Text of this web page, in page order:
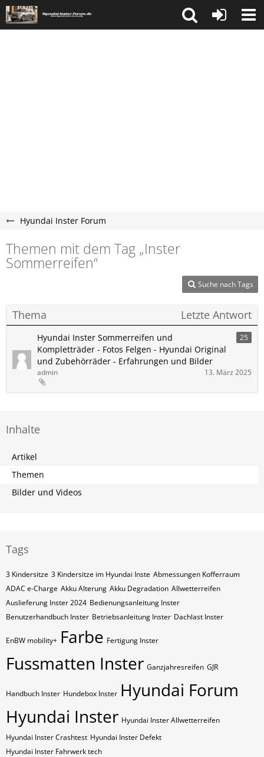
Hyundai Inster Forum
Themen mit dem Tag „Inster
Sommerreifen“
Suche nach Tags
Thema Letzte Antwort
Hyundai Inster Sommerreifen und
Kompletträder - Fotos Felgen - Hyundai Original
und Zubehörräder - Erfahrungen und Bilder
25
admin 13. März 2025
Inhalte
Artikel
Themen
Bilder und Videos
Tags
3 Kindersitze 3 Kindersitze im Hyundai Inste Abmessungen Kofferraum
ADAC e-Charge Akku Alterung Akku Degradation Allwetterreifen
Auslieferung Inster 2024 Bedienungsanleitung Inster
Benutzerhandbuch Inster Betriebsanleitung Inster Dachlast Inster
EnBW mobility+ Farbe Fertigung Inster
Fussmatten Inster Ganzjahresreifen GJR
Handbuch Inster Hundebox Inster Hyundai Forum
Hyundai Inster Hyundai Inster Allwetterreifen
Hyundai Inster Crashtest Hyundai Inster Defekt
Hyundai Inster Fahrwerk tech